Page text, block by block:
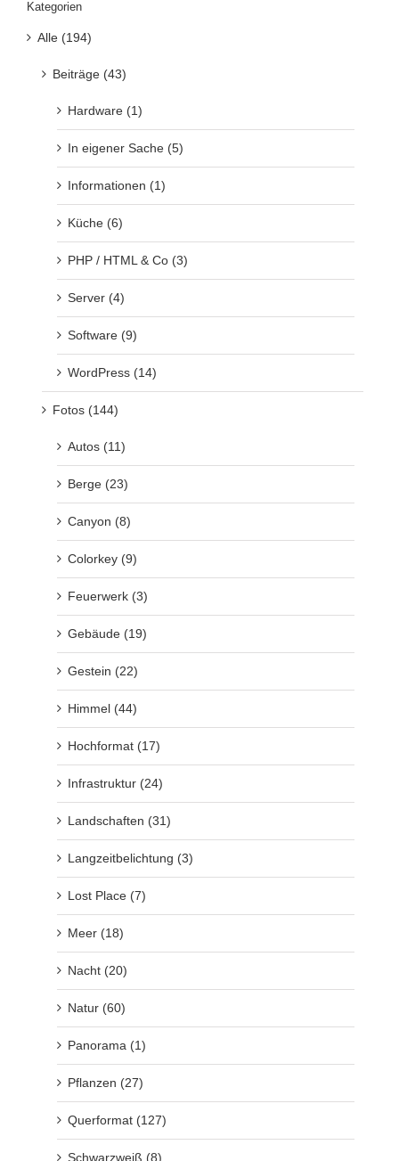
Kategorien
Alle (194)
Beiträge (43)
Hardware (1)
In eigener Sache (5)
Informationen (1)
Küche (6)
PHP / HTML & Co (3)
Server (4)
Software (9)
WordPress (14)
Fotos (144)
Autos (11)
Berge (23)
Canyon (8)
Colorkey (9)
Feuerwerk (3)
Gebäude (19)
Gestein (22)
Himmel (44)
Hochformat (17)
Infrastruktur (24)
Landschaften (31)
Langzeitbelichtung (3)
Lost Place (7)
Meer (18)
Nacht (20)
Natur (60)
Panorama (1)
Pflanzen (27)
Querformat (127)
Schwarzweiß (8)